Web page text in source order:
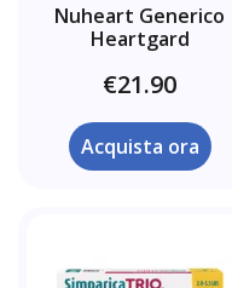
Nuheart Generico
Heartgard
€21.90
Acquista ora